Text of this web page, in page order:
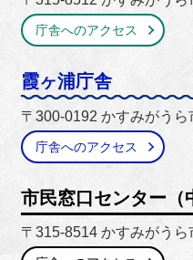
庁舎へのアクセス
霞ヶ浦庁舎
〒300-0192 かすみがう
庁舎へのアクセス
市民窓口センター（
〒315-8514 かすみがう